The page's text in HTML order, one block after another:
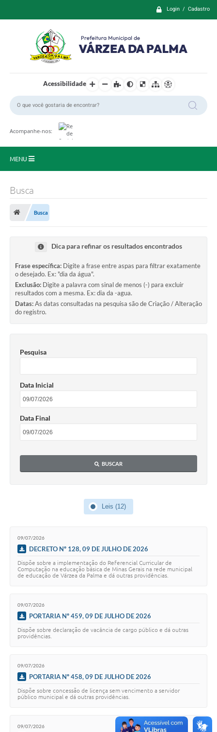
Login / Cadastro
Acessibilidade
Acompanhe-nos:
MENU
Empresas
Cidadão
Servidor
Transparência
SIC
Ouvidoria
COVID-19
Patrimônio Cultural
Lei Aldir Blanc
Editais
A Nossa Cidade
Arquivos para Download
Carta de Serviços
Turismo
Obras
Galeria de Vídeos
Projetos
Contas Públicas
Busca
Busca
Dica para refinar os resultados encontrados
Frase específica: Digite a frase entre aspas para filtrar exatamente
o desejado. Ex: "dia da água".
Exclusão: Digite a palavra com sinal de menos (-) para excluir
resultados com a mesma. Ex: dia da -agua.
Datas:As datas consultadas na pesquisa são de Criação / Alteração
do registro.
Pesquisa
Data Inicial
Data Final
BUSCAR
Leis (12)
09/07/2026
DECRETO Nº 128, 09 DE JULHO DE 2026
Dispõe sobre a implementação do Referencial Curricular de
Computação na educação básica de Minas Gerais na rede municipal
de educação de Várzea da Palma e dá outras providências.
09/07/2026
PORTARIA Nº 459, 09 DE JULHO DE 2026
Dispõe sobre declaração de vacância de cargo público e dá outras
providências.
09/07/2026
PORTARIA Nº 458, 09 DE JULHO DE 2026
Dispõe sobre concessão de licença sem vencimento a servidor
público municipal e dá outras providências.
09/07/2026